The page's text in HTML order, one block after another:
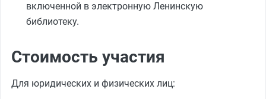
включенной в электронную Ленинскую
библиотеку.
Стоимость участия
Для юридических и физических лиц: